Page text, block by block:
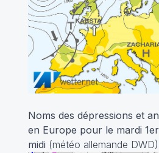
Noms des dépressions et
en Europe pour le mardi
midi (météo allemande DWD)